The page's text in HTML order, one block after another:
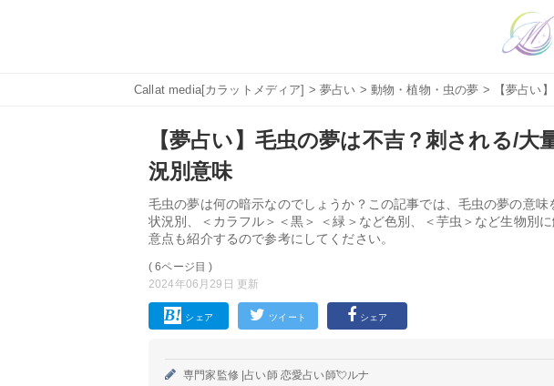
Callat media[カラットメディア] >夢占い > 動物・植物・虫の夢 > 【夢占い
【夢占い】毛虫の夢は不吉？刺される/
況別意味
毛虫の夢は何の暗示なのでしょうか？この記事では、毛虫の夢の意
状況別、＜カラフル＞＜黒＞ ＜緑＞など色別、＜芋虫＞など生物別
意点も紹介するので参考にしてください。
( 6ページ目 )
2024年06月29日 更新
シェア ツイート シェア
専門家監修 |占い師 恋愛占い師💘ルナ